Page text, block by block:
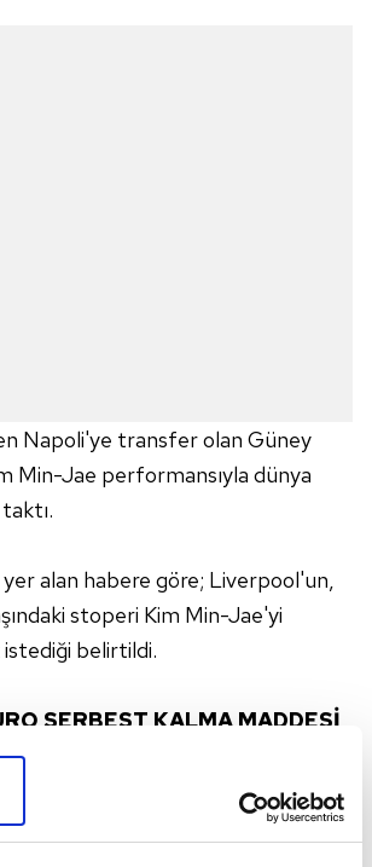
Napoli'ye transfer olan Güney
Min-Jae performansıyla dünya
yer alan habere göre; Liverpool'un,
stoperi Kim Min-Jae'yi
belirtildi.
SERBEST KALMA MADDESİ
18 milyon Euro'ya transfer edilen